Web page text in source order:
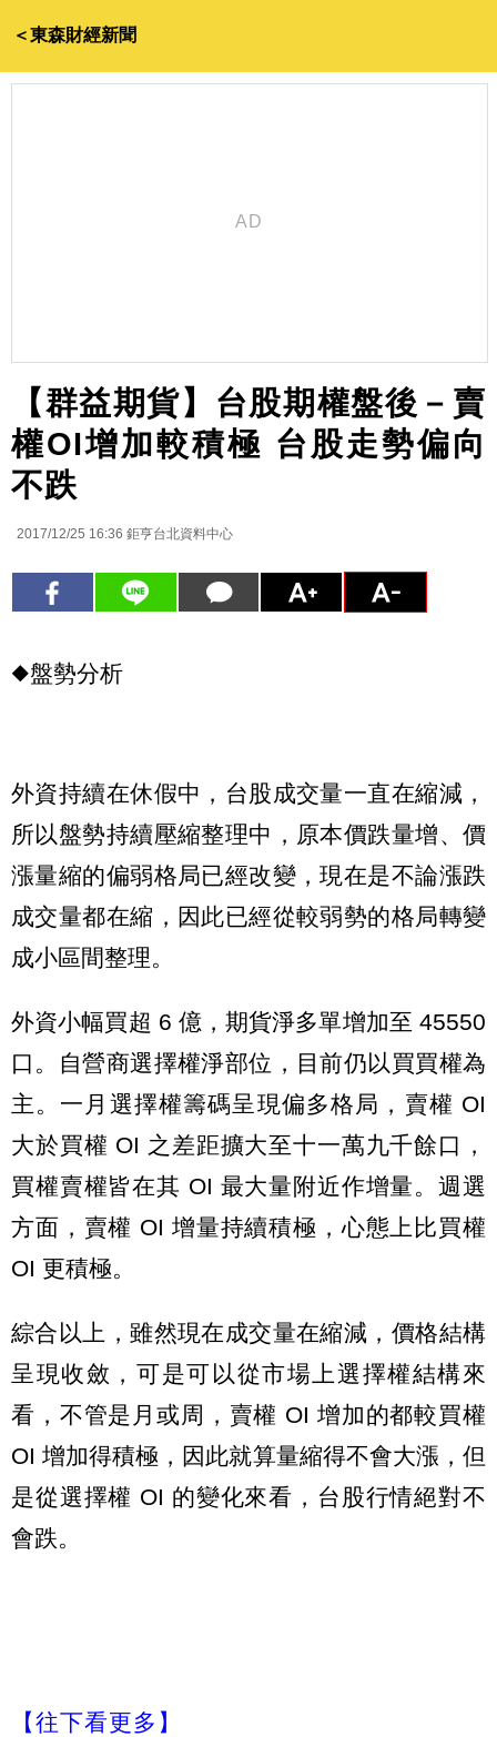
＜東森財經新聞
【群益期貨】台股期權盤後－賣
權OI增加較積極 台股走勢偏向
不跌
2017/12/25 16:36 鉅亨台北資料中心
◆盤勢分析
外資持續在休假中，台股成交量一直在縮減，
所以盤勢持續壓縮整理中，原本價跌量增、價
漲量縮的偏弱格局已經改變，現在是不論漲跌
成交量都在縮，因此已經從較弱勢的格局轉變
成小區間整理。
外資小幅買超 6 億，期貨淨多單增加至 45550
口。自營商選擇權淨部位，目前仍以買買權為
主。一月選擇權籌碼呈現偏多格局，賣權 OI
大於買權 OI 之差距擴大至十一萬九千餘口，
買權賣權皆在其 OI 最大量附近作增量。週選
方面，賣權 OI 增量持續積極，心態上比買權
OI 更積極。
綜合以上，雖然現在成交量在縮減，價格結構
呈現收斂，可是可以從市場上選擇權結構來
看，不管是月或周，賣權 OI 增加的都較買權
OI 增加得積極，因此就算量縮得不會大漲，但
是從選擇權 OI 的變化來看，台股行情絕對不
會跌。
【往下看更多】